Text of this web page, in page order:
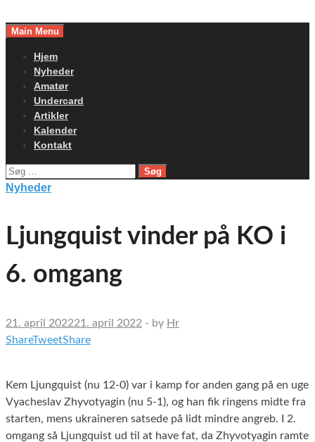
toMain Menu
Hjem
Nyheder
Amatør
Undercard
Artikler
Kalender
Kontakt
Søg
efter:
Nyheder
Ljungquist vinder på KO i
6. omgang
21. april 202221. april 2022 - by Hr
ShareTweetShare
Kem Ljungquist (nu 12-0) var i kamp for anden gang på en uge
Vyacheslav Zhyvotyagin (nu 5-1), og han fik ringens midte fra
starten, mens ukraineren satsede på lidt mindre angreb. I 2.
omgang så Ljungquist ud til at have fat, da Zhyvotyagin ramte